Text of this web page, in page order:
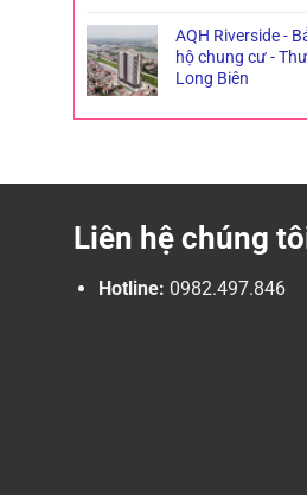
AQH Riverside -
hộ chung cư -
Long Biên
Liên hệ chúng
Hotline: 0982.497.846